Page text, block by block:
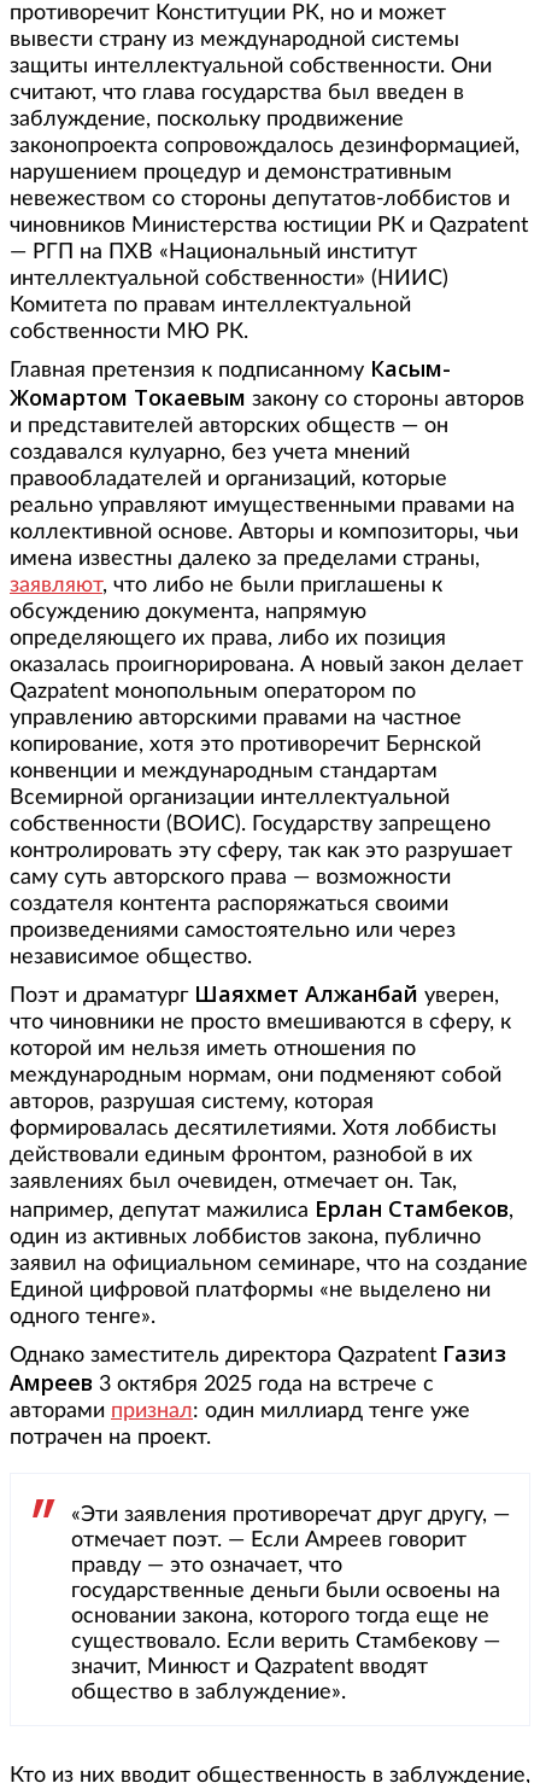
противоречит Конституции РК, но и может
вывести страну из международной системы
защиты интеллектуальной собственности. Они
считают, что глава государства был введен в
заблуждение, поскольку продвижение
законопроекта сопровождалось дезинформацией,
нарушением процедур и демонстративным
невежеством со стороны депутатов-лоббистов и
чиновников Министерства юстиции РК и Qazpatent
— РГП на ПХВ «Национальный институт
интеллектуальной собственности» (НИИС)
Комитета по правам интеллектуальной
собственности МЮ РК.
Главная претензия к подписанному Касым-
Жомартом Токаевым закону со стороны авторов
и представителей авторских обществ — он
создавался кулуарно, без учета мнений
правообладателей и организаций, которые
реально управляют имущественными правами на
коллективной основе. Авторы и композиторы, чьи
имена известны далеко за пределами страны,
заявляют, что либо не были приглашены к
обсуждению документа, напрямую
определяющего их права, либо их позиция
оказалась проигнорирована. А новый закон делает
Qazpatent монопольным оператором по
управлению авторскими правами на частное
копирование, хотя это противоречит Бернской
конвенции и международным стандартам
Всемирной организации интеллектуальной
собственности (ВОИС). Государству запрещено
контролировать эту сферу, так как это разрушает
саму суть авторского права — возможности
создателя контента распоряжаться своими
произведениями самостоятельно или через
независимое общество.
Поэт и драматург Шаяхмет Алжанбай уверен,
что чиновники не просто вмешиваются в сферу, к
которой им нельзя иметь отношения по
международным нормам, они подменяют собой
авторов, разрушая систему, которая
формировалась десятилетиями. Хотя лоббисты
действовали единым фронтом, разнобой в их
заявлениях был очевиден, отмечает он. Так,
например, депутат мажилиса Ерлан Стамбеков,
один из активных лоббистов закона, публично
заявил на официальном семинаре, что на создание
Единой цифровой платформы «не выделено ни
одного тенге».
Однако заместитель директора Qazpatent Газиз
Амреев 3 октября 2025 года на встрече с
авторами признал: один миллиард тенге уже
потрачен на проект.
«Эти заявления противоречат друг другу, —
отмечает поэт. — Если Амреев говорит
правду — это означает, что
государственные деньги были освоены на
основании закона, которого тогда еще не
существовало. Если верить Стамбекову —
значит, Минюст и Qazpatent вводят
общество в заблуждение».
Кто из них вводит общественность в заблуждение,